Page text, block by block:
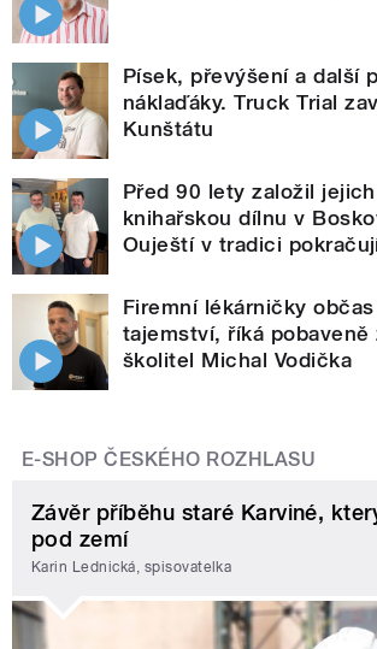
Písek, převýšení a další
náklaďáky. Truck Trial
Kunštátu
Před 90 lety založil
knihařskou dílnu v
Ouještí v tradici
Firemní lékárničky
tajemství, říká pobaveně
školitel Michal Vodička
E-SHOP ČESKÉHO ROZHLASU
Závěr příběhu staré Karviné,
pod zemí
Karin Lednická, spisovatelka